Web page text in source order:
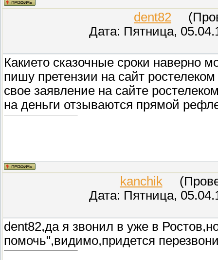
dent82
Дата: Пятница,
Какието сказочные сроки наверно
пишу претензии на сайт
свое заявление на сайте
на деньги отзываются прямой
kanchik
Дата: Пятница,
dent82,да я звонил в уже в
помочь",видимо,придется